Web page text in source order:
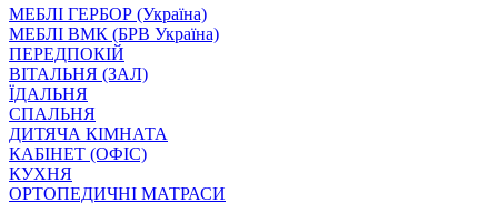
МЕБЛІ ГЕРБОР (Україна)
МЕБЛІ ВМК (БРВ Україна)
ПЕРЕДПОКІЙ
ВІТАЛЬНЯ (ЗАЛ)
ЇДАЛЬНЯ
СПАЛЬНЯ
ДИТЯЧА КІМНАТА
КАБІНЕТ (ОФІС)
КУХНЯ
ОРТОПЕДИЧНІ МАТРАСИ